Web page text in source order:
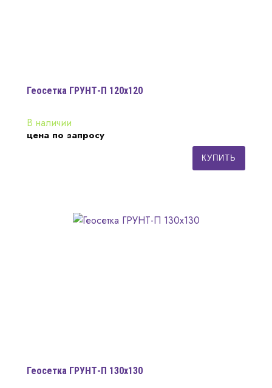
Геосетка ГРУНТ-П 120х120
В наличии
цена по запросу
КУПИТЬ
Геосетка ГРУНТ-П 130х130